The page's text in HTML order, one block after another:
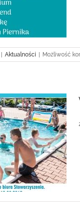
Aktualności Możliwość